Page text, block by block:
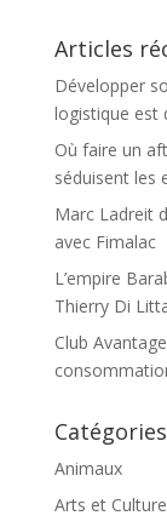
Articles
Développer
logistique est
Où faire un
séduisent les
Marc Ladreit
avec Fimalac
L’empire
Thierry Di
Club
Catégories
Animaux
Arts et Culture